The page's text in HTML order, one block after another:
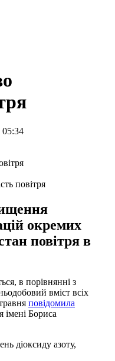
05:34
повітря
окремих
повітря в
в порівнянні з
вміст всіх
повідомила
імені Бориса
діоксиду азоту,